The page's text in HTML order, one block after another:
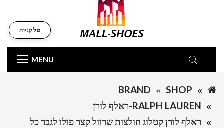
MENU
סל קניות
SHOP
BRAND
RALPH LAUREN-ראלף לורן
ראלף לורן קטלוג חולצות שרוול קצר פולו לגבר כל